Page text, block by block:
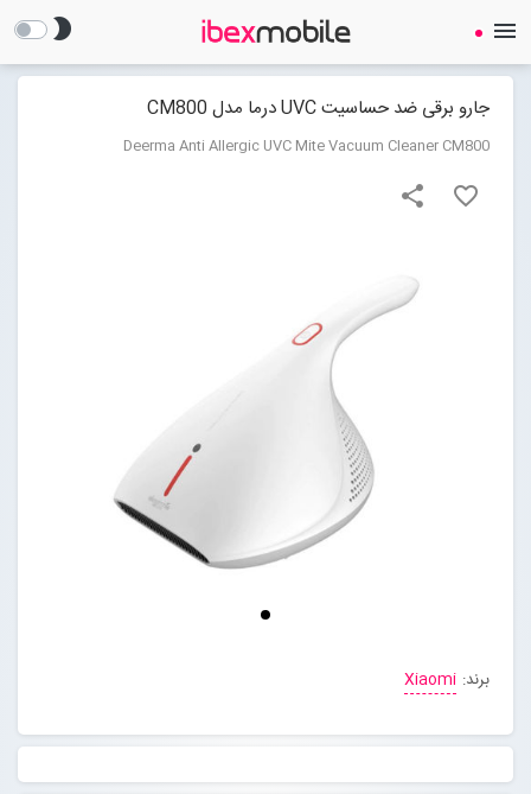
درباره ما
brightness_2 menu
جارو برقی ضد حساسیت UVC درما مدل CM800
Deerma Anti Allergic UVC Mite Vacuum Cleaner CM800
favorite_border
share
برند: Xiaomi